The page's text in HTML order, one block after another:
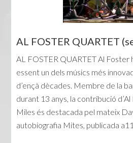
AL FOSTER QUARTET
AL FOSTER QUARTET Al Foster
essent un dels músics més
d’ençà dècades. Membre de la
durant 13 anys, la contribució
Miles és destacada pel mateix
autobiografia Mites, publicada